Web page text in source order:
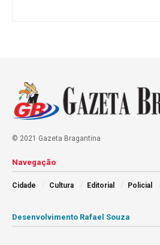
© 2021 Gazeta Bragantina
Navegação
Cidade Cultura Editorial Policial
Desenvolvimento Rafael Souza